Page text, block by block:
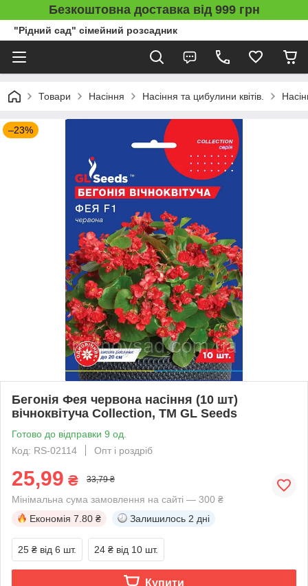
Безкоштовна доставка від 999 грн
"Рідний сад" сімейний розсадник
Товари Насіння Насіння та цибулини квітів.
–23%
Бегонія Фея червона насіння (10 шт)
вічноквітуча Collection, TM GL Seeds
Готово до відправки 9 од.
Код: RS-02114
Опт і роздріб
25,99 ₴ 33,79 ₴
Мінімальна сума замовлення на сайті — 300 ₴
Економія 7.80 ₴ Залишилось 2 дні
25 ₴ від 6 шт. 24 ₴ від 10 шт.
Купити